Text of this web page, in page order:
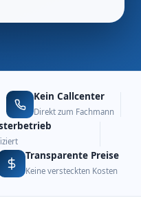
Kein Callcenter
Direkt zum Fachmann
Transparente Preise
Keine versteckten Kosten